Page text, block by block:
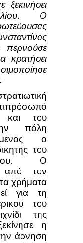
ξεκινήσει
Ο
περνούσε
κρατήσει
και του
πόλη
ο
του
Ο
από τον
χρήματα
για τη
του
της
η
άρνηση